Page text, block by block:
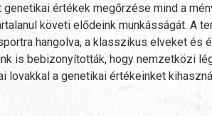
genetikai értékek megőrzése mind a
követi elődeink munkásságát. A
hangolva, a klasszikus elveket
is bebizonyították, hogy nemzetközi
lovakkal a genetikai értékeinket